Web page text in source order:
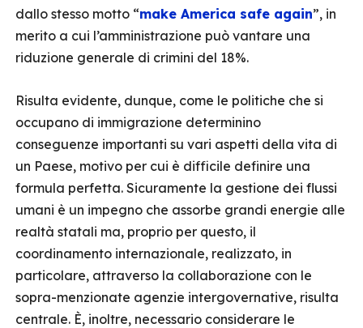
dallo stesso motto “make America safe again”, in
merito a cui l’amministrazione può vantare una
riduzione generale di crimini del 18%.
Risulta evidente, dunque, come le politiche che si
occupano di immigrazione determinino
conseguenze importanti su vari aspetti della vita di
un Paese, motivo per cui è difficile definire una
formula perfetta. Sicuramente la gestione dei flussi
umani è un impegno che assorbe grandi energie alle
realtà statali ma, proprio per questo, il
coordinamento internazionale, realizzato, in
particolare, attraverso la collaborazione con le
sopra-menzionate agenzie intergovernative, risulta
centrale. È, inoltre, necessario considerare le